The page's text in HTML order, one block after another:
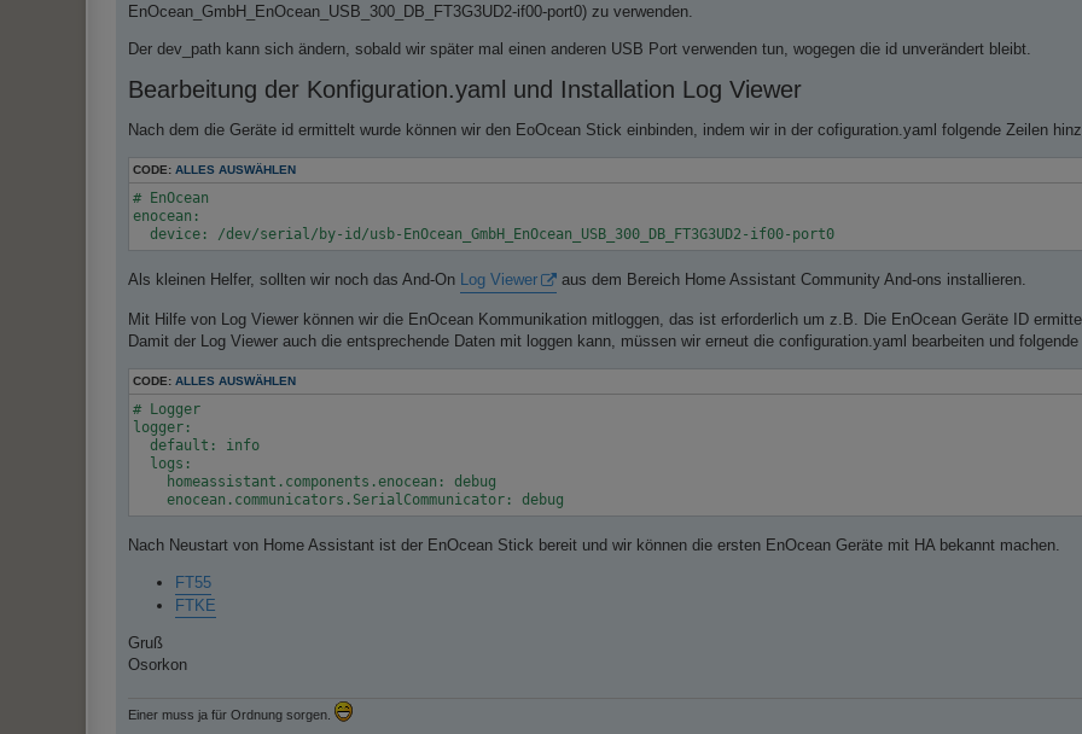
EnOcean_GmbH_EnOcean_USB_300_DB_FT3G3UD2-if00-port0) zu verwenden.
Der dev_path kann sich ändern, sobald wir später mal einen anderen USB Port verwenden tun, wogegen die id unverändert bleibt.
Bearbeitung der Konfiguration.yaml und Installation Log Viewer
Nach dem die Geräte id ermittelt wurde können wir den EoOcean Stick einbinden, indem wir in der cofiguration.yaml folgende Zeilen
CODE: ALLES AUSWÄHLEN
# EnOcean
enocean:
Als kleinen Helfer, sollten wir noch das And-On Log Viewer aus dem Bereich Home Assistant Community And-ons installieren.
Mit Hilfe von Log Viewer können wir die EnOcean Kommunikation mitloggen, das ist erforderlich um z.B. Die EnOcean Geräte ID
Damit der Log Viewer auch die entsprechende Daten mit loggen kann, müssen wir erneut die configuration.yaml bearbeiten und
CODE: ALLES AUSWÄHLEN
# Logger
logger:
  default: info
  logs:
    homeassistant.components.enocean: debug
Nach Neustart von Home Assistant ist der EnOcean Stick bereit und wir können die ersten EnOcean Geräte mit HA bekannt machen.
FT55
FTKE
Gruß
Osorkon
Einer muss ja für Ordnung sorgen.